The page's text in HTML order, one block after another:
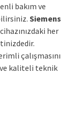
bakım ve
Siemens
her
çalışmasını
kaliteli teknik